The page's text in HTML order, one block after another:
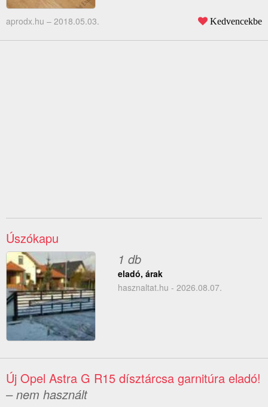
aprodx.hu – 2018.05.03. Kedvencekbe
Úszókapu
1 db
eladó, árak
hasznaltat.hu - 2026.08.07.
Új Opel Astra G R15 dísztárcsa garnitúra eladó!
– nem használt